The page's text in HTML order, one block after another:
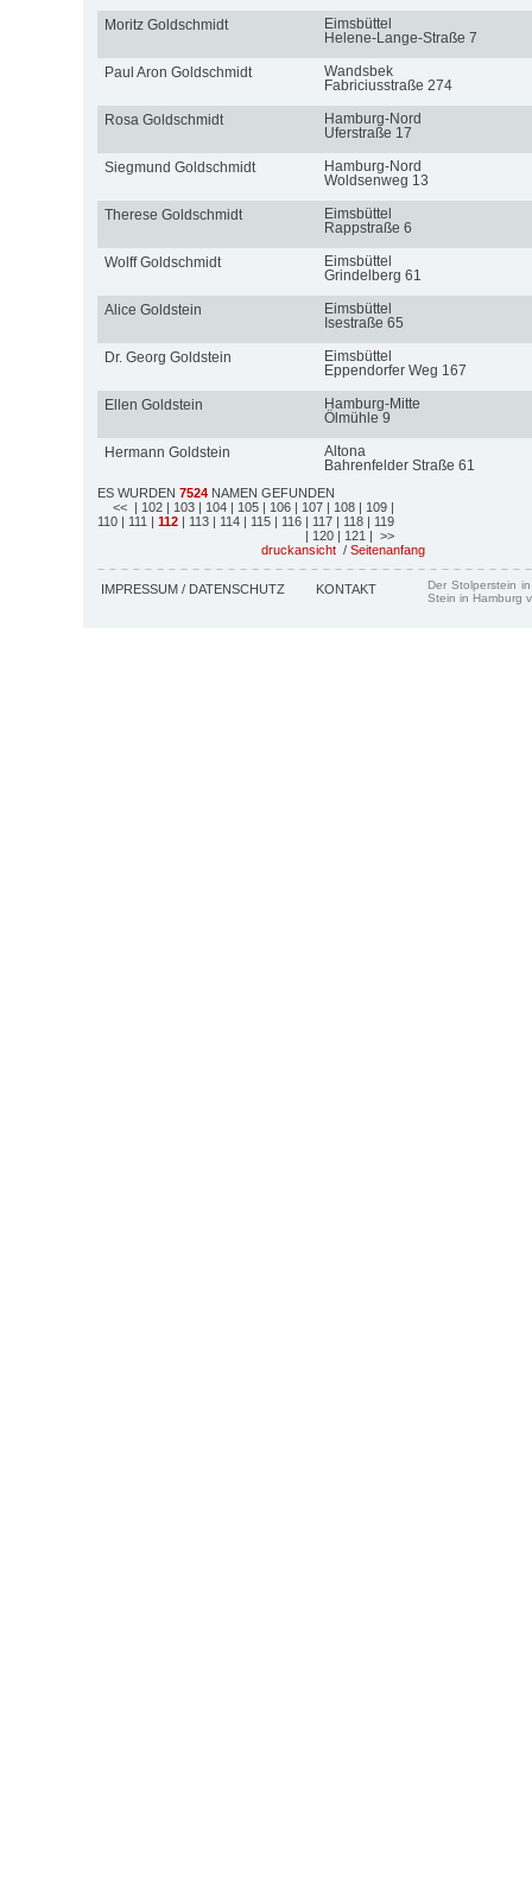
Moritz Goldschmidt
Eimsbüttel
Helene-Lange-Straße 7
Paul Aron Goldschmidt
Wandsbek
Fabriciusstraße 274
Rosa Goldschmidt
Hamburg-Nord
Uferstraße 17
Siegmund Goldschmidt
Hamburg-Nord
Woldsenweg 13
Therese Goldschmidt
Eimsbüttel
Rappstraße 6
Wolff Goldschmidt
Eimsbüttel
Grindelberg 61
Alice Goldstein
Eimsbüttel
Isestraße 65
Dr. Georg Goldstein
Eimsbüttel
Eppendorfer Weg 167
Ellen Goldstein
Hamburg-Mitte
Ölmühle 9
Hermann Goldstein
Altona
Bahrenfelder Straße 61
ES WURDEN 7524 NAMEN GEFUNDEN
<< | 102 | 103 | 104 | 105 | 106 | 107 | 108 | 109 |
110 | 111 | 112 | 113 | 114 | 115 | 116 | 117 | 118 | 119
| 120 | 121 | >>
druckansicht / Seitenanfang
IMPRESSUM / DATENSCHUTZ KONTAKT
Der Stolperstein
Stein in Hamburg